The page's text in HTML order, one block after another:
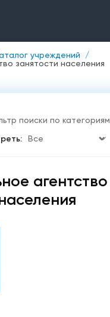
учреждений
занятости населения
поиски по категориям
агентство